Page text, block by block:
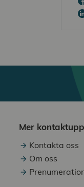
Mer
Kontakta oss
Om oss